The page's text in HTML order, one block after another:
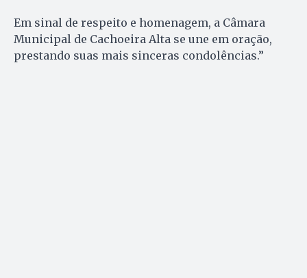
Em sinal de respeito e homenagem, a Câmara
Municipal de Cachoeira Alta se une em oração,
prestando suas mais sinceras condolências.”